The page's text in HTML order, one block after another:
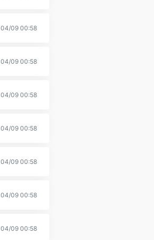
04/09 00:58
04/09 00:58
04/09 00:58
04/09 00:58
04/09 00:58
04/09 00:58
04/09 00:58